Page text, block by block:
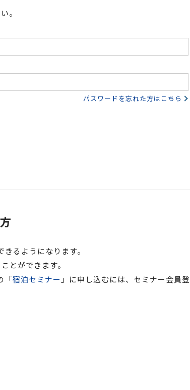
。
パスワードを忘れた方はこちら
るようになります。
とができます。
「宿泊セミナー 」に申し込むには、セミナー会員登